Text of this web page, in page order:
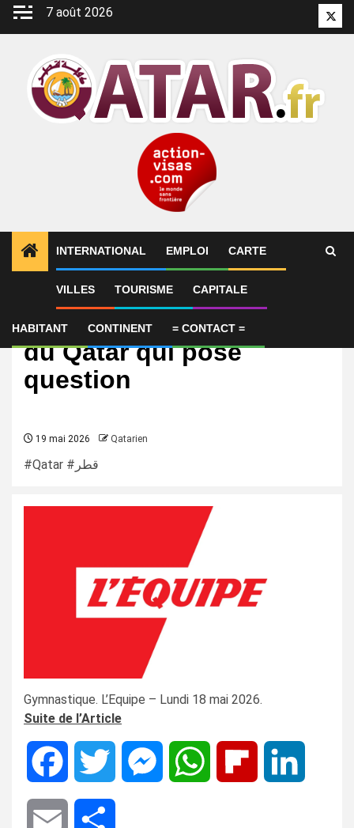
Aller
7 août 2026
INTERNATIONAL EMPLOI CARTE
VILLES TOURISME CAPITALE
HABITANT CONTINENT = CONTACT =
International
L’Équipe. Une tentation
du Qatar qui pose
question
19 mai 2026 Qatarien
#Qatar #قطر
Gymnastique. L’Equipe – Lundi 18 mai 2026.
Suite de l’Article
Facebook Twitter MessengerWhatsApp Flipboard
Email